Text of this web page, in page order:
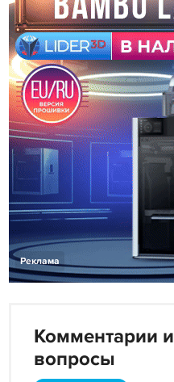
Реклама
Комментарии и
вопросы